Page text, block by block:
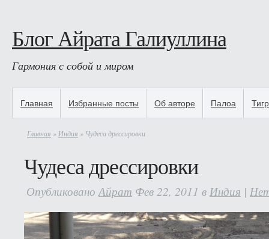
Блог Айрата Галиуллина
Гармония с собой и миром
Главная Избранные посты Об авторе Палоа
Главная » Индия » Чудеса дрессировки
Чудеса дрессировки
Опубликовано Айрат Фев 22, 2011 в Индия |